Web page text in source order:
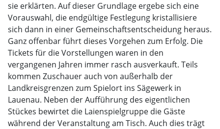
sie erklärten. Auf dieser Grundlage ergebe sich eine
Vorauswahl, die endgültige Festlegung kristallisiere
sich dann in einer Gemeinschaftsentscheidung heraus.
Ganz offenbar führt dieses Vorgehen zum Erfolg. Die
Tickets für die Vorstellungen waren in den
vergangenen Jahren immer rasch ausverkauft. Teils
kommen Zuschauer auch von außerhalb der
Landkreisgrenzen zum Spielort ins Sägewerk in
Lauenau. Neben der Aufführung des eigentlichen
Stückes bewirtet die Laienspielgruppe die Gäste
während der Veranstaltung am Tisch. Auch dies trägt